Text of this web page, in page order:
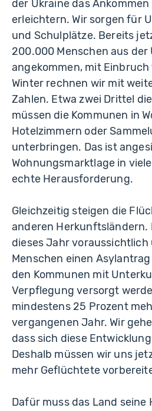
der Ukraine das
erleichtern. Wir sorgen für
und Schulplätze. Bereits
200.000 Menschen aus der
angekommen, mit
Winter rechnen wir mit
Zahlen. Etwa zwei Drittel
müssen die Kommunen in
Hotelzimmern oder
unterbringen. Das ist
Wohnungsmarktlage in
echte Herausforderung.
Gleichzeitig steigen die
anderen Herkunftsländern.
dieses Jahr
Menschen einen
den Kommunen mit
Verpflegung versorgt
mindestens 25 Prozent
vergangenen Jahr. Wir
dass sich diese
Deshalb müssen wir uns
mehr Geflüchtete
Dafür muss das Land seine